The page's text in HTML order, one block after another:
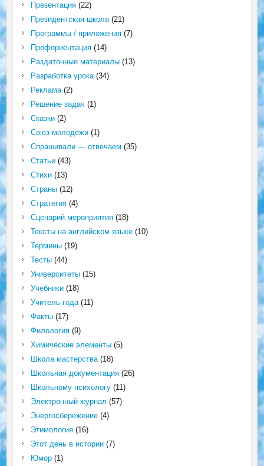
Презентация(22)
Президентская школа(21)
Программы / приложения(7)
Профориентация(14)
Раздаточные материалы(13)
Разработка урока(34)
Реклама(2)
Решение задач (1)
Сказки(2)
Союз молодёжи(1)
Спрашивали — отвечаем (35)
Статьи(43)
Стихи(13)
Страны(12)
Стратегия(4)
Сценарий мероприятия(18)
Тексты на английском языке(10)
Термины(19)
Тесты(44)
Университеты(15)
Учебники(18)
Учитель года(11)
Факты(17)
Филология(9)
Химические элементы(5)
Школа мастерства(18)
Школьная документация(26)
Школьному психологу(11)
Электронный журнал (57)
Энергосбережение(4)
Этимология(16)
Этот день в истории(7)
Юмор(1)